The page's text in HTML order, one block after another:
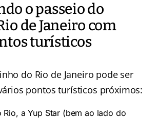
o passeio do
de Janeiro com
turísticos
do Rio de Janeiro pode ser
pontos turísticos próximos:
Rio, a Yup Star (bem ao lado do